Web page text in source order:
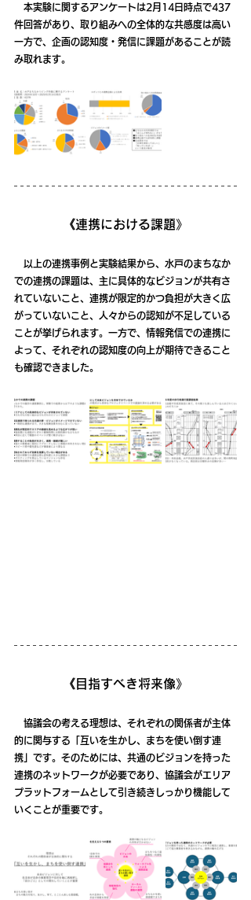
本実験に関するアンケートは2月14日時点で437
件回答があり、取り組みへの全体的な共感度は高い
一方で、企画の認知度・発信に課題があることが読
み取れます。
《連携における課題》
以上の連携事例と実験結果から、水戸のまちなか
での連携の課題は、主に具体的なビジョンが共有さ
れていないこと、連携が限定的かつ負担が大きく広
がっていないこと、人々からの認知が不足している
ことが挙げられます。一方で、情報発信での連携に
よって、それぞれの認知度の向上が期待できること
も確認できました。
《目指すべき将来像》
協議会の考える理想は、それぞれの関係者が主体
的に関与する「互いを生かし、まちを使い倒す連
携」です。そのためには、共通のビジョンを持った
連携のネットワークが必要であり、協議会がエリア
プラットフォームとして引き続きしっかり機能して
いくことが重要です。